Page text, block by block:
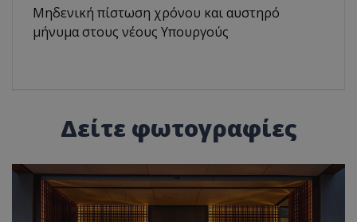
Μηδενική πίστωση χρόνου και αυστηρό
μήνυμα στους νέους Υπουργούς
Δείτε φωτογραφίες